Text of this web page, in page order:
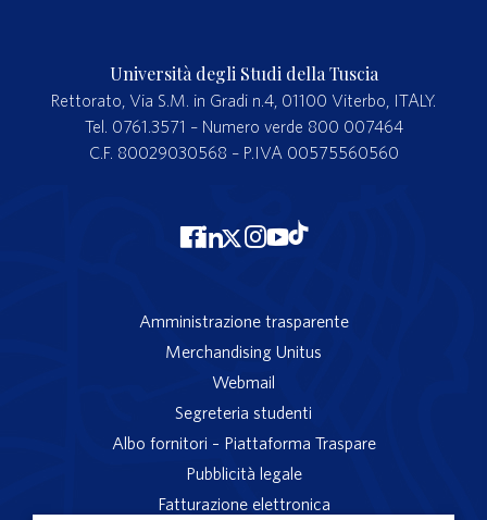
Università degli Studi della Tuscia
Rettorato, Via S.M. in Gradi n.4, 01100 Viterbo, ITALY.
Tel. 0761.3571 – Numero verde 800 007464
C.F. 80029030568 – P.IVA 00575560560
Amministrazione trasparente
Merchandising Unitus
Webmail
Segreteria studenti
Albo fornitori – Piattaforma Traspare
Pubblicità legale
Fatturazione elettronica